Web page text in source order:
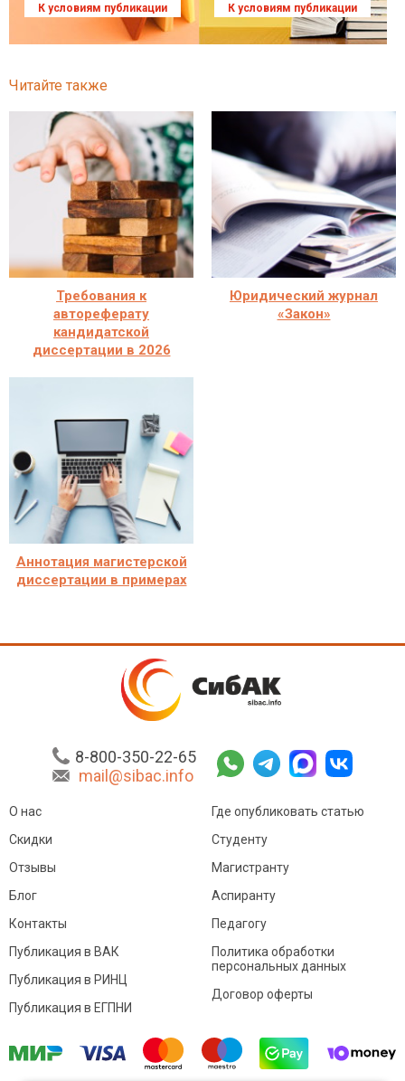
К условиям публикации К условиям публикации
Читайте также
Требования к
автореферату
кандидатской
диссертации в 2026
Юридический журнал
«Закон»
Аннотация магистерской
диссертации в примерах
8-800-350-22-65
mail@sibac.info
О нас
Скидки
Отзывы
Блог
Контакты
Где опубликовать статью
Студенту
Магистранту
Аспиранту
Педагогу
Публикация в ВАК
Публикация в РИНЦ
Публикация в ЕГПНИ
Политика обработки
персональных данных
Договор оферты